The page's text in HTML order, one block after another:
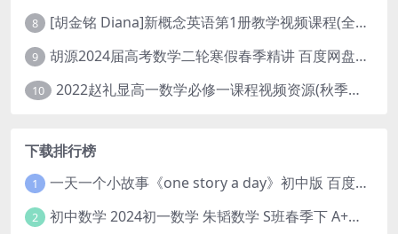
8 [胡金铭 Diana]新概念英语第1册教学视频课程(全集 百度网盘下载)
9 胡源2024届高考数学二轮寒假春季精讲 百度网盘分享
10 2022赵礼显高一数学必修一课程视频资源(秋季班 含讲义)百度网盘云
下载排行榜
1 一天一个小故事《one story a day》初中版 百度网盘分享下载
2 初中数学 2024初一数学 朱韬数学 S班春季下 A+班春季下 百度云网盘